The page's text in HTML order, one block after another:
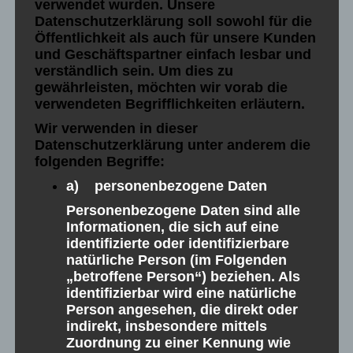
Wohneinheiten. Das Projekt wurde als KfW-55-
Effizienzhaus geplant und ist somit auch
förderfähig. Von der Tiefgarage…
Mehr Details
Offenburg-Wohnen am Wasser –
Erdgeschoss C03
verwendet wurden. Unsere
Datenschutzerklärung soll sowohl für die
Öffentlichkeit als auch für unsere Kunden
und Geschäftspartner einfach lesbar und
verständlich sein. Um dies zu
gewährleisten, möchten wir vorab die
verwendeten Begrifflichkeiten erläutern.
Wir verwenden in dieser
Datenschutzerklärung unter anderem die
folgenden Begriffe:
a) personenbezogene Daten
Personenbezogene Daten sind alle
Informationen, die sich auf eine
identifizierte oder identifizierbare
natürliche Person (im Folgenden
„betroffene Person“) beziehen. Als
identifizierbar wird eine natürliche
Person angesehen, die direkt oder
indirekt, insbesondere mittels
Zuordnung zu einer Kennung wie